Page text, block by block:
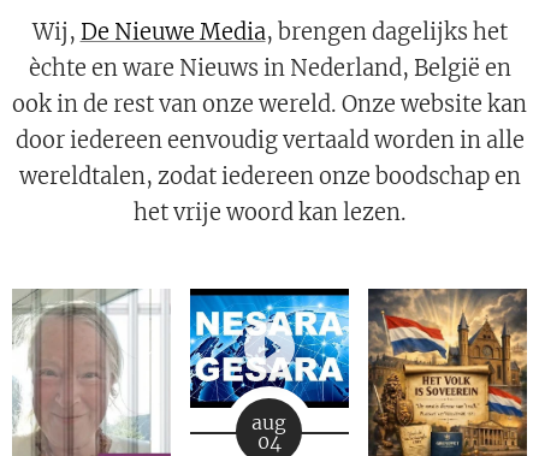
Wij, De Nieuwe Media, brengen dagelijks het
èchte en ware Nieuws in Nederland, België en
ook in de rest van onze wereld. Onze website kan
door iedereen eenvoudig vertaald worden in alle
wereldtalen, zodat iedereen onze boodschap en
het vrije woord kan lezen.
aug
04